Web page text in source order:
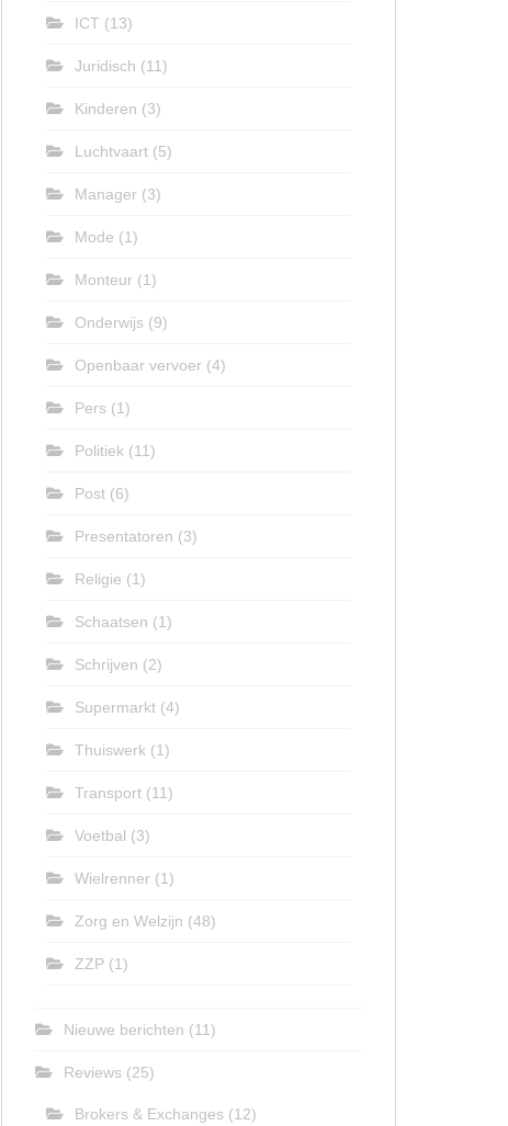
ICT (13)
Juridisch (11)
Kinderen (3)
Luchtvaart (5)
Manager (3)
Mode (1)
Monteur (1)
Onderwijs (9)
Openbaar vervoer (4)
Pers (1)
Politiek (11)
Post (6)
Presentatoren (3)
Religie (1)
Schaatsen (1)
Schrijven (2)
Supermarkt (4)
Thuiswerk (1)
Transport (11)
Voetbal (3)
Wielrenner (1)
Zorg en Welzijn (48)
ZZP (1)
Nieuwe berichten (11)
Reviews (25)
Brokers & Exchanges (12)